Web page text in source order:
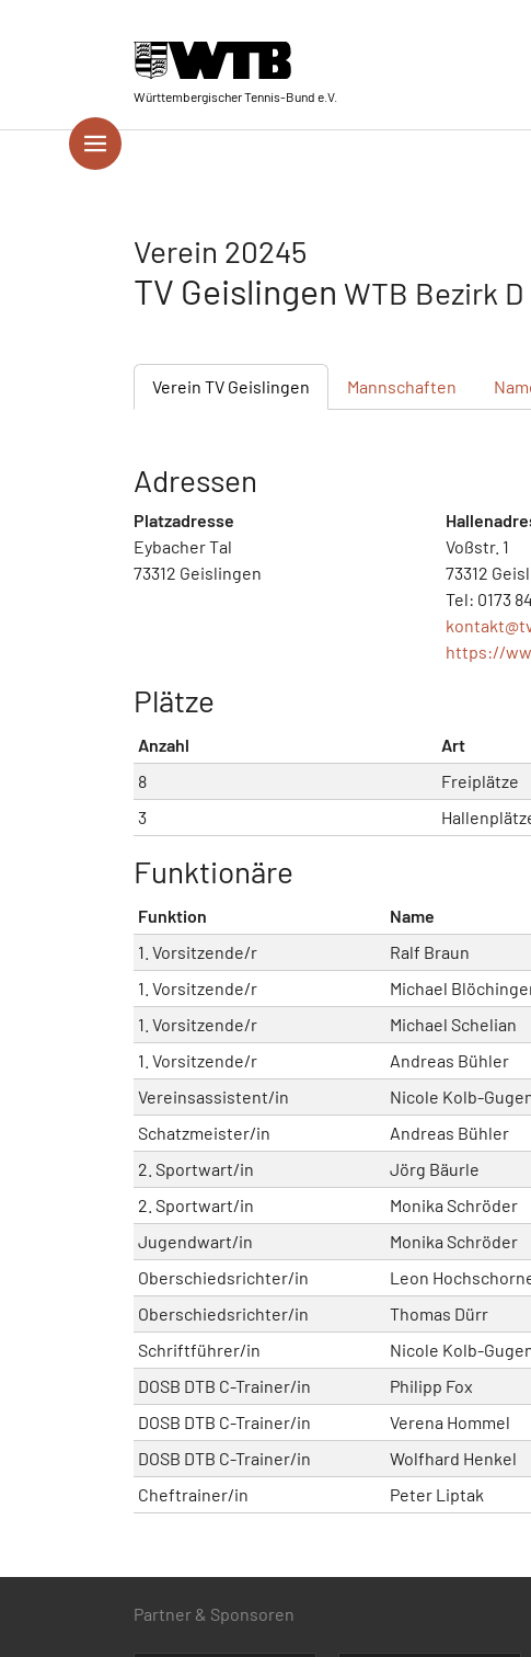
Württembergischer Tennis-Bund e.V.
Verein 20245
TV Geislingen WTB Bezirk D
Verein TV Geislingen Mannschaften
Adressen
Platzadresse
Eybacher Tal
73312 Geislingen
Voßstr. 1
73312
Tel: 0173
kontakt@
https://
Plätze
Anzahl Art
8
Freiplätze
3
Funktionäre
Funktion Name
1. Vorsitzende/r
Ralf Braun
1. Vorsitzende/r
Michael
1. Vorsitzende/r
Michael Schelian
1. Vorsitzende/r
Andreas Bühler
Vereinsassistent/in
Nicole Kolb-
Schatzmeister/in
Andreas Bühler
2. Sportwart/in
Jörg Bäurle
2. Sportwart/in
Monika Schröder
Jugendwart/in
Monika Schröder
Oberschiedsrichter/in
Leon
Oberschiedsrichter/in
Thomas Dürr
Schriftführer/in
Nicole Kolb-
DOSB DTB C-Trainer/in
Philipp Fox
DOSB DTB C-Trainer/in
Verena Hommel
DOSB DTB C-Trainer/in
Wolfhard Henkel
Cheftrainer/in
Peter Liptak
Partner & Sponsoren